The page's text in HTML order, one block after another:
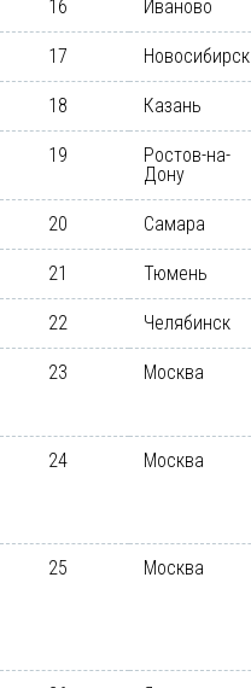
16 Иваново
17 Новосибирск
18 Казань
19
Ростов-на-
Дону
20 Самара
21 Тюмень
22 Челябинск
23 Москва
24 Москва
25 Москва